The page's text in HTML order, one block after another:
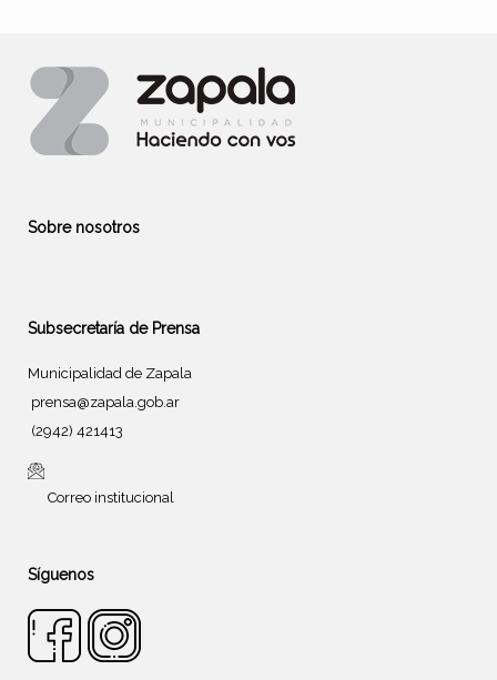
Sobre nosotros
Subsecretaría de Prensa
Municipalidad de Zapala
prensa@zapala.gob.ar
(2942) 421413
Correo institucional
Síguenos